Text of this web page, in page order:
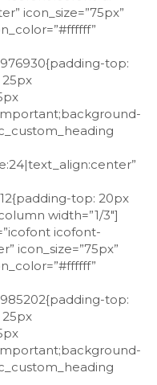
icon_size=”75px”
top:
top: 20px
width=”1/3″]
icofont-
icon_size=”75px”
top: